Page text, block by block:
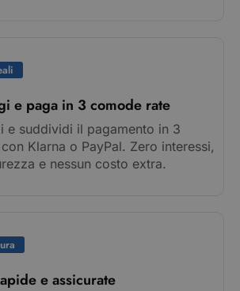
e paga in 3 comode rate
e suddividi il pagamento in 3
Klarna o PayPal. Zero interessi,
e nessun costo extra.
e assicurate